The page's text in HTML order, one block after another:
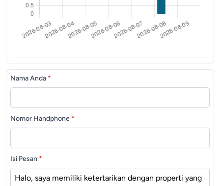
Nama Anda *
Nomor Handphone *
Isi Pesan *